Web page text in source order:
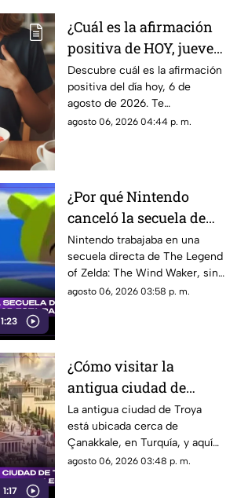
¿Cuál es la afirmación
positiva de HOY, jueves
6 de agosto de 2026?
Repite estas palabras y
llena tu día de energía
Descubre cuál es la afirmación
positiva del día hoy, 6 de
agosto de 2026. Te
compartimos un mensaje
agosto 06, 2026 04:44 p. m.
1:23
¿Por qué Nintendo
canceló la secuela de
Zelda The Wind
Waker? Aquí te
explicamos la razón
Nintendo trabajaba en una
secuela directa de The Legend
of Zelda: The Wind Waker, sin
embargo, fue cancelada. Aquí
agosto 06, 2026 03:58 p. m.
1:17
¿Cómo visitar la
antigua ciudad de
Troya en Turquía y qué
se sabe de su origen
legendario?
La antigua ciudad de Troya
está ubicada cerca de
Çanakkale, en Turquía, y aquí
te explicamos todos los
agosto 06, 2026 03:48 p. m.